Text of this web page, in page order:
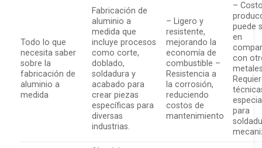
Todo lo que
necesita saber
sobre la
fabricación de
aluminio a
medida
Fabricación de
aluminio a
medida que
incluye procesos
como corte,
doblado,
soldadura y
acabado para
crear piezas
específicas para
diversas
industrias.
– Ligero y
resistente,
mejorando la
economía de
combustible –
Resistencia a
la corrosión,
reduciendo
costos de
mantenimiento
–
puede
en
con
para